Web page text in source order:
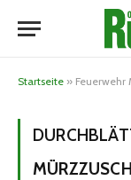
Startseite » Feuerwehr